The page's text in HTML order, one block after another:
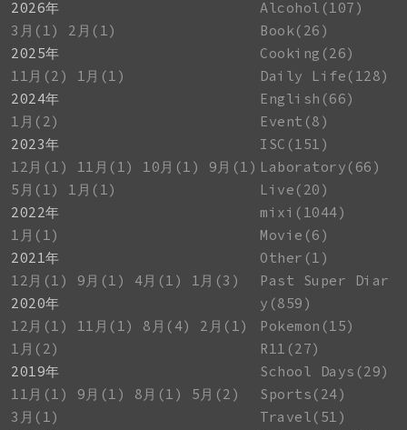
2026年
3月(1)
2月(1)
2025年
11月(2)
1月(1)
2024年
1月(2)
2023年
12月(1)
11月(1) 10月(1)
9月(1)
5月(1)
1月(1)
2022年
1月(1)
2021年
12月(1)
9月(1) 4月(1)
1月(3)
2020年
12月(1)
11月(1) 8月(4)
2月(1)
1月(2)
2019年
11月(1)
9月(1) 8月(1)
5月(2)
3月(1)
Alcohol(107)
Book(26)
Cooking(26)
Daily Life(128)
English(66)
Event(8)
ISC(151)
Laboratory(66)
Live(20)
mixi(1044)
Movie(6)
Other(1)
Past Super Diar
y(859)
Pokemon(15)
R11(27)
School Days(29)
Sports(24)
Travel(51)